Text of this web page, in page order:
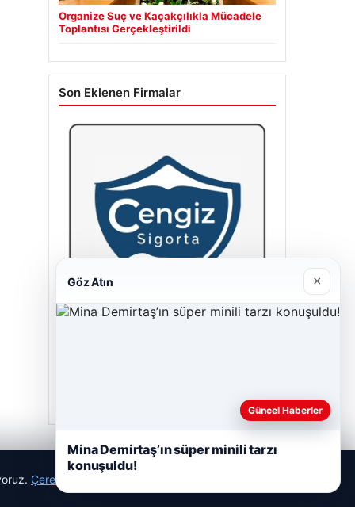
Organize Suç ve Kaçakçılıkla Mücadele
Toplantısı Gerçekleştirildi
Son Eklenen Firmalar
Çerez Politikamız
Göz Atın ×
Güncel Haberler
Mina Demirtaş’ın süper minili tarzı
konuşuldu!